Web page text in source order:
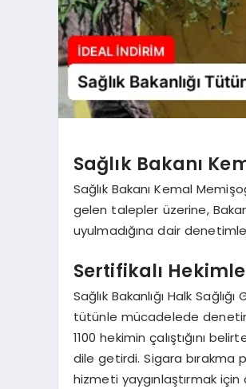
Sağlık Bakanı
Sağlık Bakanı Kemal
gelen talepler üzerine,
uyulmadığına dair
Sertifikalı
Sağlık Bakanlığı Halk
tütünle mücadelede
1100 hekimin çalıştığını
dile getirdi. Sigara bırakma
hizmeti yaygınlaştırmak